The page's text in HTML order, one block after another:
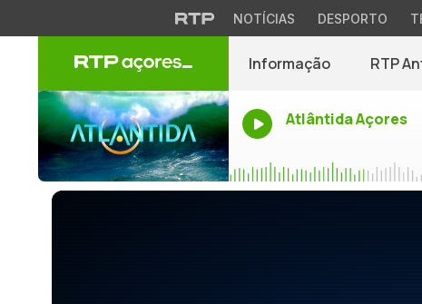
NOTÍCIAS DESPORTO
Informação RTP
Atlântida Açores